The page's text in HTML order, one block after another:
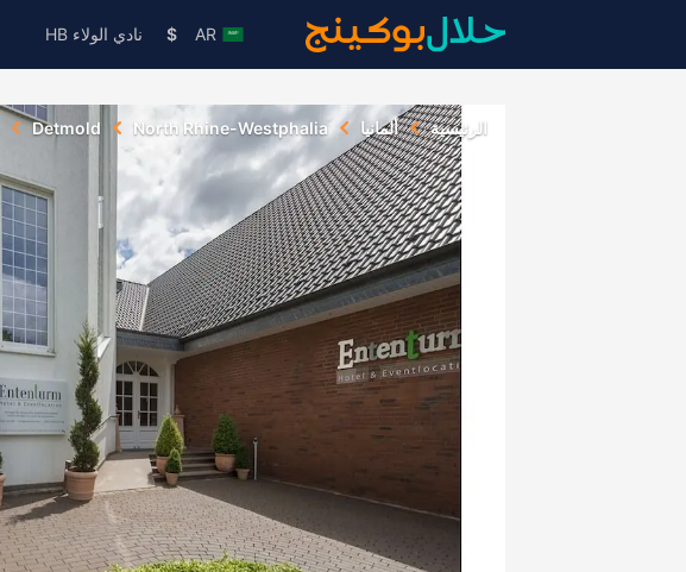
AR
$ نادي الولاء HB
الرئيسية ألمانيا North Rhine-Westphalia
Detmold